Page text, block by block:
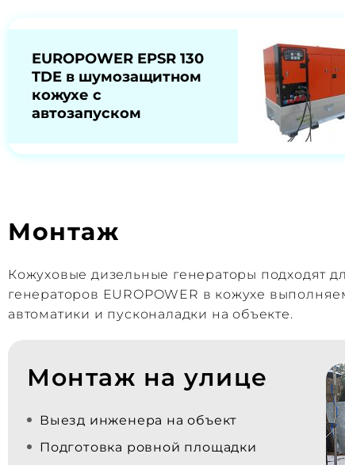
EUROPOWER EPSR 130
TDE в шумозащитном
кожухе с
автозапуском
Монтаж
Кожуховые дизельные генераторы
генераторов EUROPOWER в кожухе
автоматики и пусконаладки на объекте.
Монтаж на улице
Выезд инженера на объект
Подготовка ровной площадки